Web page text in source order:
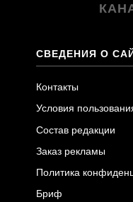
СВЕДЕНИЯ О
Контакты
Условия
Состав редакции
Заказ рекламы
Политика
Бриф